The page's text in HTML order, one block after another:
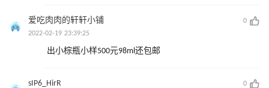
爱吃肉肉的轩轩小铺
0
2022-02-19 23:39:25
出小棕瓶小样500元98ml还包邮
sIP6_HirR
0